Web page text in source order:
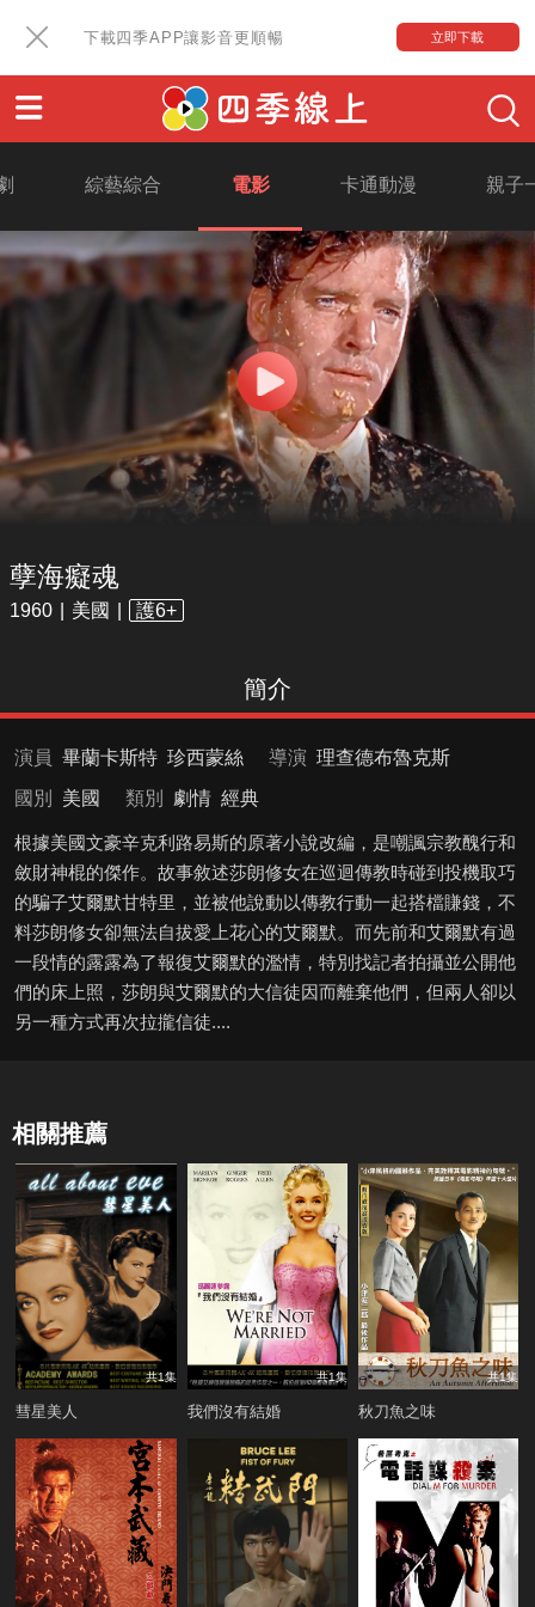
下載四季APP讓影音更順暢 立即下載
綜藝綜合 電影 卡通動漫 親子
孽海癡魂
1960 美國 護6+
簡介
演員 畢蘭卡斯特 珍西蒙絲 導演 理查德布魯克斯
國別
美國 類別 劇情 經典
根據美國文豪辛克利路易斯的原著小說改編，是嘲諷宗教醜行和
斂財神棍的傑作。故事敘述莎朗修女在巡迴傳教時碰到投機取巧
的騙子艾爾默甘特里，並被他說動以傳教行動一起搭檔賺錢，不
料莎朗修女卻無法自拔愛上花心的艾爾默。而先前和艾爾默有過
一段情的露露為了報復艾爾默的濫情，特別找記者拍攝並公開他
們的床上照，莎朗與艾爾默的大信徒因而離棄他們，但兩人卻以
另一種方式再次拉攏信徒....
相關推薦
共1集
彗星美人
共1集
我們沒有結婚
共1集
秋刀魚之味